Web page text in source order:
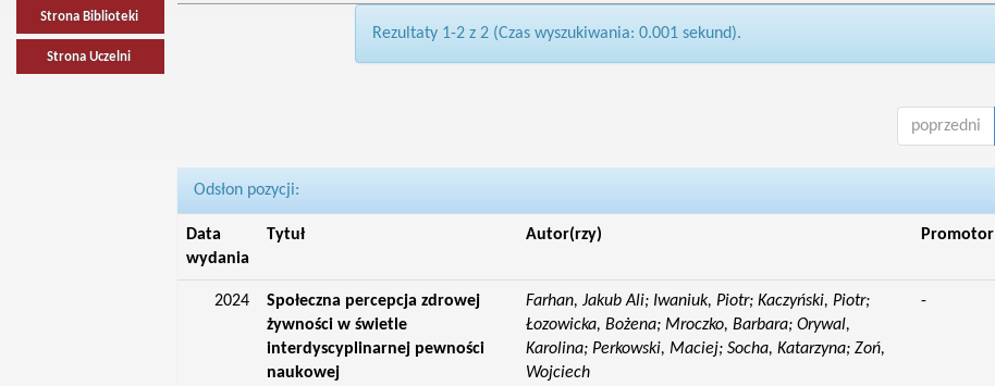
Strona Biblioteki
Strona Uczelni
Rezultaty 1-2 z 2 (Czas wyszukiwania: 0.001 sekund).
poprzedni
Odsłon pozycji:
Data
wydania
Tytuł Autor(rzy) Promotor
2024
Społeczna percepcja zdrowej
żywności w świetle
interdyscyplinarnej pewności
naukowej
Farhan, Jakub Ali; Iwaniuk, Piotr; Kaczyński, Piotr;
Łozowicka, Bożena; Mroczko, Barbara; Orywal,
Karolina; Perkowski, Maciej; Socha, Katarzyna; Zoń,
Wojciech
-